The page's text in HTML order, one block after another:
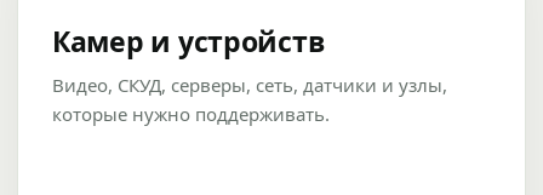
Камер и устройств
Видео, СКУД, серверы, сеть, датчики и узлы,
которые нужно поддерживать.